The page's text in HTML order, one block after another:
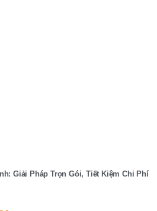
Giải Pháp Trọn Gói, Tiết Kiệm Chi Phí